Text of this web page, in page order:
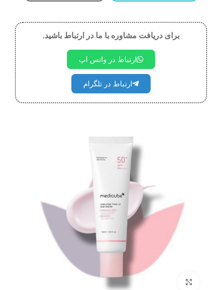
برای دریافت مشاوره با ما در ارتباط باشید.
ارتباط در واتس اپ
ارتباط در تلگرام